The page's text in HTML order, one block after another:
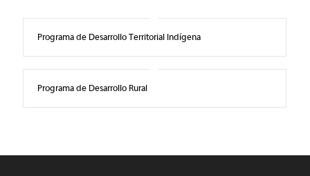
Programa de Desarrollo Territorial Indígena
Programa de Desarrollo Rural